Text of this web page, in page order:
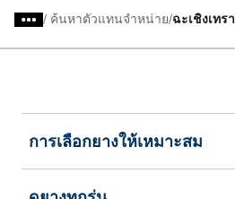
/ ค้นหาตัวแทนจำหน่าย ฉะเชิงเทรา
การเลือกยางให้เหมาะสม